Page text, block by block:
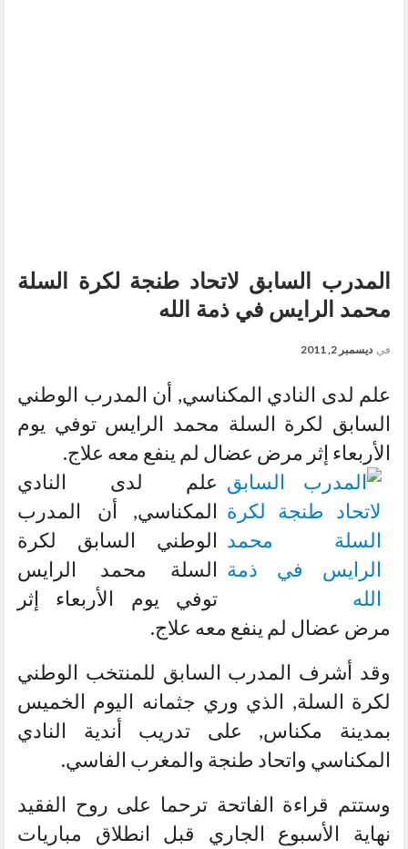
المدرب السابق لاتحاد طنجة لكرة السلة
محمد الرايس في ذمة الله
في ديسمبر 2, 2011
علم لدى النادي المكناسي, أن المدرب الوطني
السابق لكرة السلة محمد الرايس توفي يوم
الأربعاء إثر مرض عضال لم ينفع معه علاج.
علم لدى النادي
المكناسي, أن المدرب
الوطني السابق لكرة
السلة محمد الرايس
توفي يوم الأربعاء إثر
مرض عضال لم ينفع معه علاج.
وقد أشرف المدرب السابق للمنتخب الوطني
لكرة السلة, الذي وري جثمانه اليوم الخميس
بمدينة مكناس, على تدريب أندية النادي
المكناسي واتحاد طنجة والمغرب الفاسي.
وستتم قراءة الفاتحة ترحما على روح الفقيد
نهاية الأسبوع الجاري قبل انطلاق مباريات